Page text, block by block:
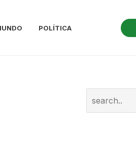
POLÍTICA